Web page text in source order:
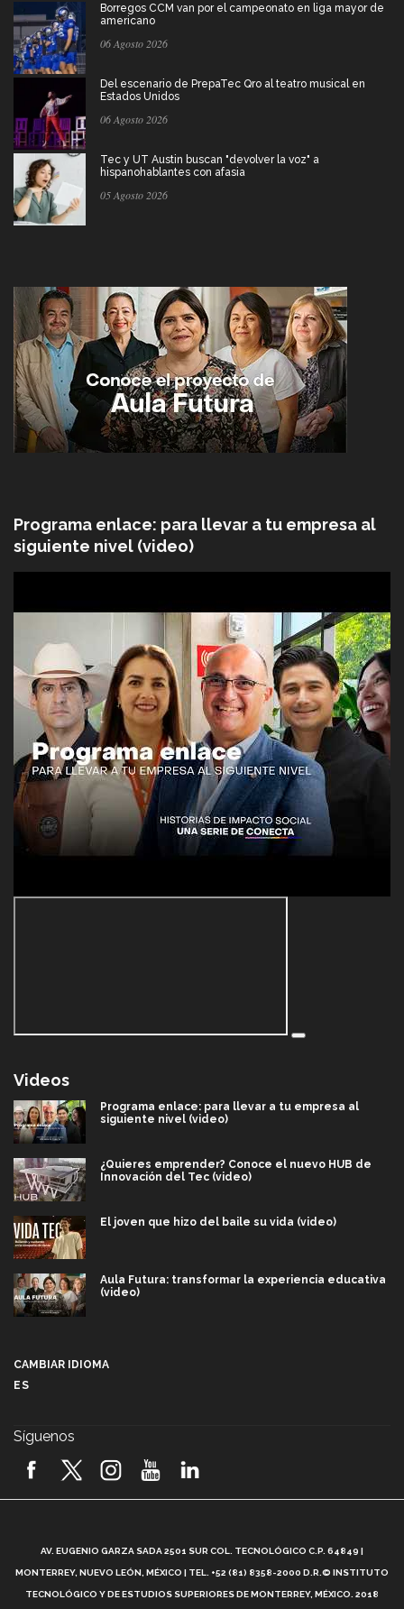
Borregos CCM van por el campeonato en liga mayor de
americano
06 Agosto 2026
Del escenario de PrepaTec Qro al teatro musical en
Estados Unidos
06 Agosto 2026
Tec y UT Austin buscan "devolver la voz" a
hispanohablantes con afasia
05 Agosto 2026
Programa enlace: para llevar a tu empresa al
siguiente nivel (video)
Videos
Programa enlace: para llevar a tu empresa al
siguiente nivel (video)
¿Quieres emprender? Conoce el nuevo HUB de
Innovación del Tec (video)
El joven que hizo del baile su vida (video)
Aula Futura: transformar la experiencia educativa
(video)
2026! (video)
¿Cómo es el Modelo Educativo Tec? (video)
CAMBIAR IDIOMA
ES
Síguenos
AV. EUGENIO GARZA SADA 2501 SUR COL. TECNOLÓGICO C.P. 64849 |
MONTERREY, NUEVO LEÓN, MÉXICO | TEL. +52 (81) 8358-2000 D.R.© INSTITUTO
TECNOLÓGICO Y DE ESTUDIOS SUPERIORES DE MONTERREY, MÉXICO. 2018